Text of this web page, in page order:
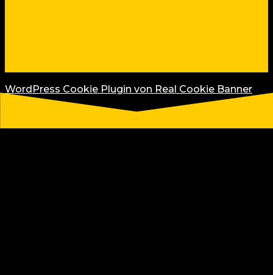
WordPress Cookie Plugin von Real Cookie Banner